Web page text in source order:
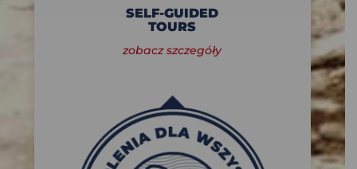
SELF-GUIDED
TOURS
zobacz szczegóły